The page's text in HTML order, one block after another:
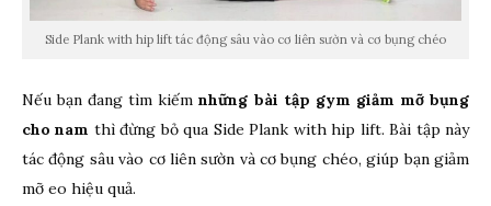
Side Plank with hip lift tác động sâu vào cơ liên sườn và cơ bụng chéo
Nếu bạn đang tìm kiếmnhững bài tập gym giảm mỡ bụng
cho nam thì đừng bỏ qua Side Plank with hip lift. Bài tập này
tác động sâu vào cơ liên sườn và cơ bụng chéo, giúp bạn giảm
mỡ eo hiệu quả.